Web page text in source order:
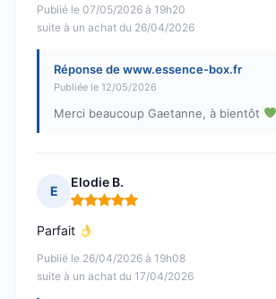
Publié le 07/05/2026 à 19h20
suite à un achat du 26/04/2026
Réponse de www.essence-box.fr
Publiée le 12/05/2026
Merci beaucoup Gaetanne, à bientôt
E
Elodie B.
Note : 5 sur 5
Publié le 26/04/2026 à 19h08
suite à un achat du 17/04/2026
Parfait